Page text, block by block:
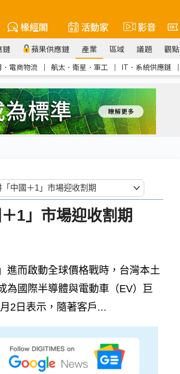
椽經閣 活動家 影音
鏈 蘋果供應鏈 產業 區域 議題 觀點
電商物流 ｜ 航太．衛星．軍工 ｜ IT．系統供應鏈 ｜
1」市場迎收割期
進而啟動全球價格戰時，台灣本土
為國際半導體與電動車（EV）巨
2日表示，隨著客戶...